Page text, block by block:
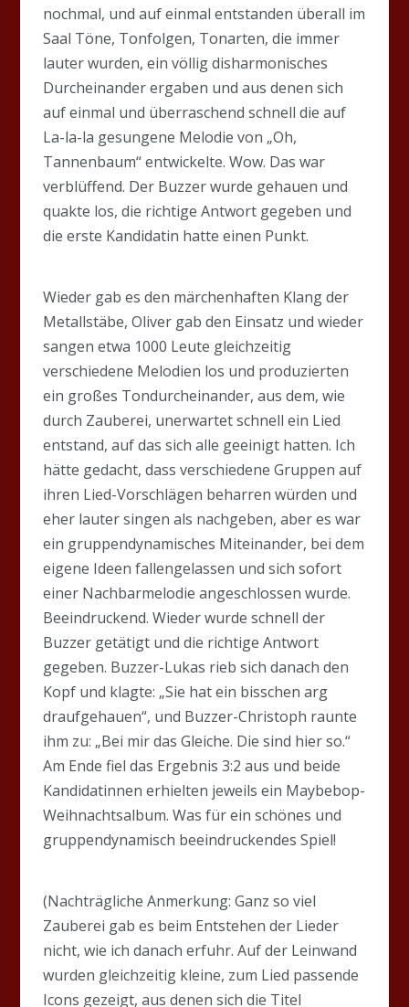
nochmal, und auf einmal entstanden überall im
Saal Töne, Tonfolgen, Tonarten, die immer
lauter wurden, ein völlig disharmonisches
Durcheinander ergaben und aus denen sich
auf einmal und überraschend schnell die auf
La-la-la gesungene Melodie von „Oh,
Tannenbaum“ entwickelte. Wow. Das war
verblüffend. Der Buzzer wurde gehauen und
quakte los, die richtige Antwort gegeben und
die erste Kandidatin hatte einen Punkt.
Wieder gab es den märchenhaften Klang der
Metallstäbe, Oliver gab den Einsatz und wieder
sangen etwa 1000 Leute gleichzeitig
verschiedene Melodien los und produzierten
ein großes Tondurcheinander, aus dem, wie
durch Zauberei, unerwartet schnell ein Lied
entstand, auf das sich alle geeinigt hatten. Ich
hätte gedacht, dass verschiedene Gruppen auf
ihren Lied-Vorschlägen beharren würden und
eher lauter singen als nachgeben, aber es war
ein gruppendynamisches Miteinander, bei dem
eigene Ideen fallengelassen und sich sofort
einer Nachbarmelodie angeschlossen wurde.
Beeindruckend. Wieder wurde schnell der
Buzzer getätigt und die richtige Antwort
gegeben. Buzzer-Lukas rieb sich danach den
Kopf und klagte: „Sie hat ein bisschen arg
draufgehauen“, und Buzzer-Christoph raunte
ihm zu: „Bei mir das Gleiche. Die sind hier so.“
Am Ende fiel das Ergebnis 3:2 aus und beide
Kandidatinnen erhielten jeweils ein Maybebop-
Weihnachtsalbum. Was für ein schönes und
gruppendynamisch beeindruckendes Spiel!
(Nachträgliche Anmerkung: Ganz so viel
Zauberei gab es beim Entstehen der Lieder
nicht, wie ich danach erfuhr. Auf der Leinwand
wurden gleichzeitig kleine, zum Lied passende
Icons gezeigt, aus denen sich die Titel